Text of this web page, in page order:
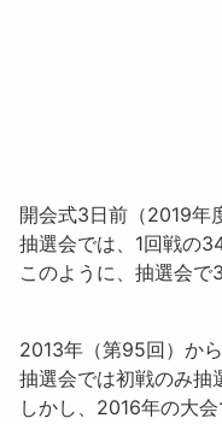
開会式3日前（2019年
抽選会では、 1回戦の
このように、抽選会で
2013年（第95回）か
抽選会では初戦のみ抽
しかし、2016年の大